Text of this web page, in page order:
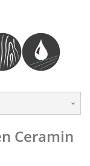
ex ea
ex ea
ex ea
Ceramin